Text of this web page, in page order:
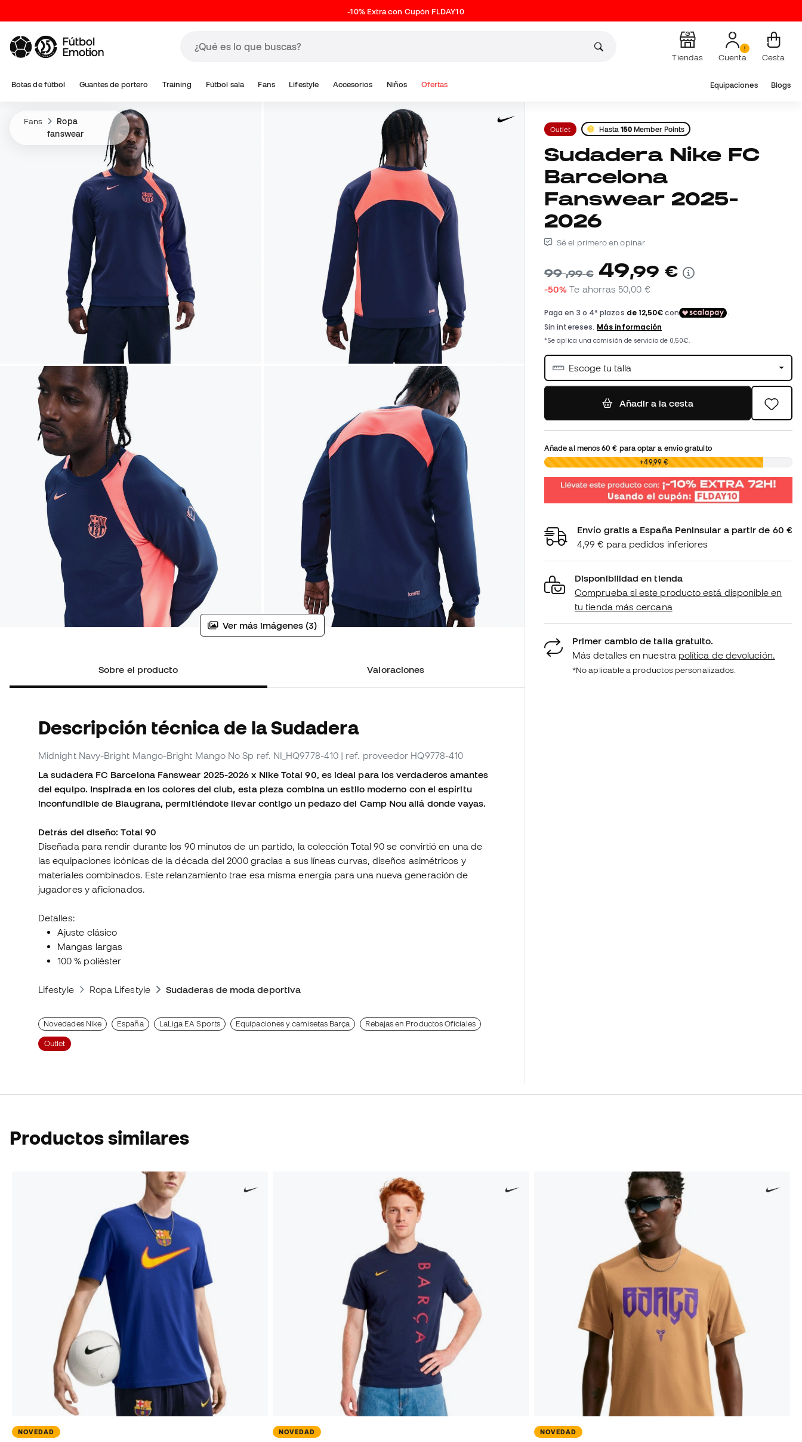
-10% Extra con Cupón FLDAY10
Tiendas Cuenta Cesta
Botas de fútbol Guantes de portero Training Fútbol sala Fans Lifestyle Accesorios Niños Ofertas Equipaciones Blogs
Fans
Ropa
fanswear
Ver más imágenes (3)
Sobre el producto Valoraciones
Descripción técnica de la Sudadera
Midnight Navy-Bright Mango-Bright Mango No Sp ref. NI_HQ9778-410 | ref. proveedor HQ9778-410
La sudadera FC Barcelona Fanswear 2025-2026 x Nike Total 90, es ideal para los verdaderos amantes
del equipo. Inspirada en los colores del club, esta pieza combina un estilo moderno con el espíritu
inconfundible de Blaugrana, permitiéndote llevar contigo un pedazo del Camp Nou allá donde vayas.
Detrás del diseño: Total 90
Diseñada para rendir durante los 90 minutos de un partido, la colección Total 90 se convirtió en una de
las equipaciones icónicas de la década del 2000 gracias a sus líneas curvas, diseños asimétricos y
materiales combinados. Este relanzamiento trae esa misma energía para una nueva generación de
jugadores y aficionados.
Detalles:
Ajuste clásico
Mangas largas
100 % poliéster
Lifestyle Ropa Lifestyle Sudaderas de moda deportiva
Novedades Nike España LaLiga EA Sports Equipaciones y camisetas Barça Rebajas en Productos Oficiales
Outlet
Outlet Hasta 150 Member Points
Sudadera Nike FC
Barcelona
Fanswear 2025-
2026
Sé el primero en opinar
99,99 € 49,99 €
-50% Te ahorras50,00 €
Escoge tu talla
Añadir a la cesta
Añade al menos60 € para optar a envío gratuito
0,00 € +49,99 €
Envío gratis a España Peninsular a partir de 60 €
4,99 € para pedidos inferiores
Disponibilidad en tienda
Comprueba si este producto está disponible en
tu tienda más cercana
Primer cambio de talla gratuito.
Más detalles en nuestra política de devolución.
*No aplicable a productos personalizados.
Productos similares
NOVEDAD NOVEDAD NOVEDAD